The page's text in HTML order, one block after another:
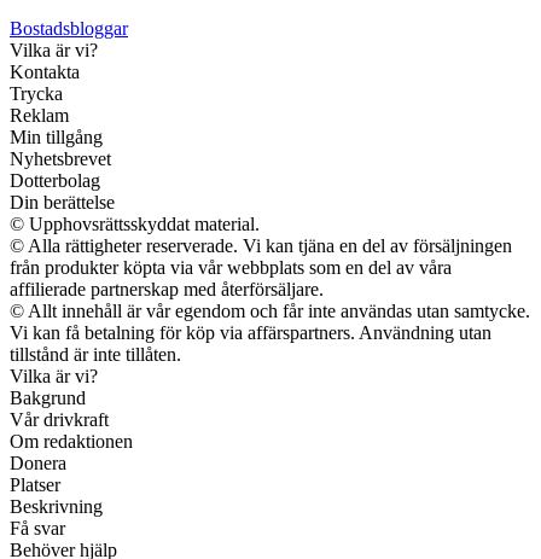
Bostadsbloggar
Vilka är vi?
Kontakta
Trycka
Reklam
Min tillgång
Nyhetsbrevet
Dotterbolag
Din berättelse
© Upphovsrättsskyddat material.
© Alla rättigheter reserverade. Vi kan tjäna en del av försäljningen
från produkter köpta via vår webbplats som en del av våra
affilierade partnerskap med återförsäljare.
© Allt innehåll är vår egendom och får inte användas utan samtycke.
Vi kan få betalning för köp via affärspartners. Användning utan
tillstånd är inte tillåten.
Vilka är vi?
Bakgrund
Vår drivkraft
Om redaktionen
Donera
Platser
Beskrivning
Få svar
Behöver hjälp